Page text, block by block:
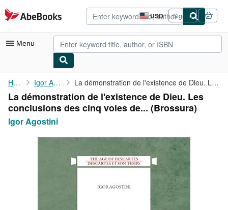
Skip to main content
AbeBooks.com USD
Site
shopping
preferences
Sign in
Menu
My Account
My Purchases
Advanced Search
Browse Collections
Home Igor Agostini La démonstration de l'existence de Dieu. Les conclusions des ...
La démonstration de l'existence de Dieu. Les
conclusions des cinq voies de... (Brossura)
Igor Agostini